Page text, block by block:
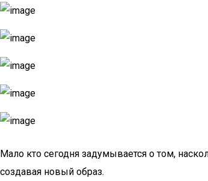
Мало кто сегодня задумывается о том,
создавая новый образ.